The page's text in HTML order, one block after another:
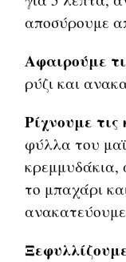
αποσύρουμε
Αφαιρούμε
ρύζι και
Ρίχνουμε
φύλλα του
κρεμμυδάκια,
το μπαχάρι